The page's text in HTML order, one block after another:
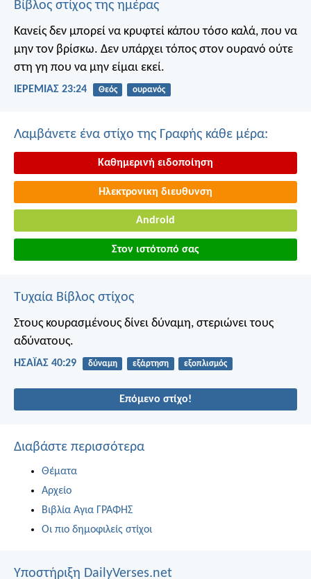
Βίβλος στίχος της ημέρας
Κανείς δεν μπορεί να κρυφτεί κάπου τόσο καλά, που να
μην τον βρίσκω. Δεν υπάρχει τόπος στον ουρανό ούτε
στη γη που να μην είμαι εκεί.
ΙΕΡΕΜΙΑΣ 23:24 Θεός ουρανός
Λαμβάνετε ένα στίχο της Γραφής κάθε μέρα:
Καθημερινή ειδοποίηση
Ηλεκτρονικη διευθυνση
Android
Στον ιστότοπό σας
Τυχαία Βίβλος στίχος
Στους κουρασμένους δίνει δύναμη, στεριώνει τους
αδύνατους.
ΗΣΑΪΑΣ 40:29 δύναμη εξάρτηση εξοπλισμός
Επόμενο στίχο!
Διαβάστε περισσότερα
Θέματα
Αρχείο
Βιβλία Αγια ΓΡΑΦΗΣ
Οι πιο δημοφιλείς στίχοι
Υποστήριξη DailyVerses.net